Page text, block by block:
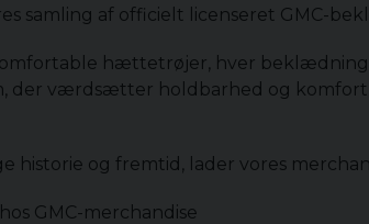
samling af officielt licenseret GMC-
hættetrøjer, hver
der værdsætter holdbarhed og
historie og fremtid, lader vores
GMC-merchandise